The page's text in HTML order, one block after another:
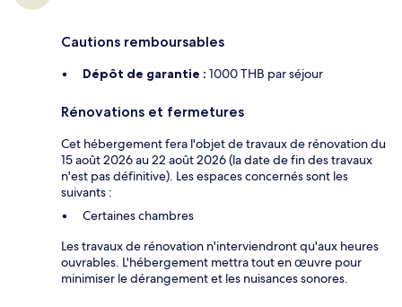
Cautions remboursables
Dépôt de garantie : 1000 THB par séjour
Rénovations et fermetures
Cet hébergement fera l'objet de travaux de rénovation du
15 août 2026 au 22 août 2026 (la date de fin des travaux
n'est pas définitive). Les espaces concernés sont les
suivants :
Certaines chambres
Les travaux de rénovation n'interviendront qu'aux heures
ouvrables. L'hébergement mettra tout en œuvre pour
minimiser le dérangement et les nuisances sonores.